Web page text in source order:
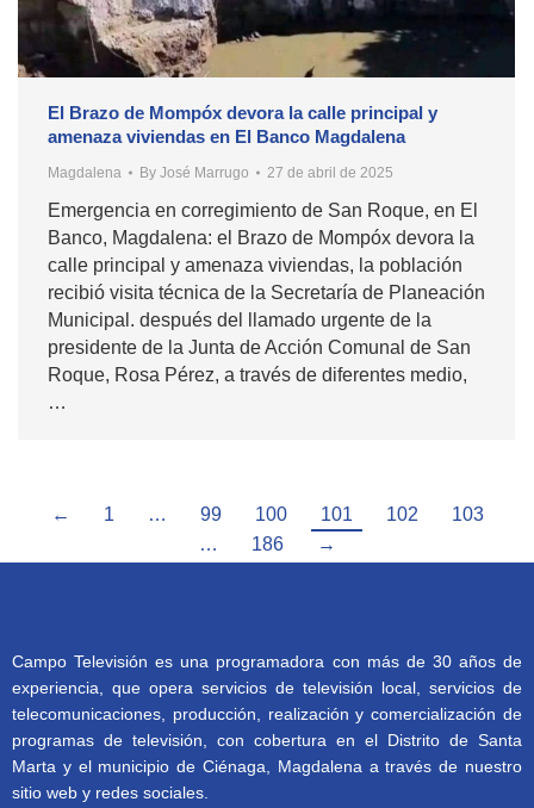
El Brazo de Mompóx devora la calle principal y
amenaza viviendas en El Banco Magdalena
Magdalena By José Marrugo 27 de abril de 2025
Emergencia en corregimiento de San Roque, en El
Banco, Magdalena: el Brazo de Mompóx devora la
calle principal y amenaza viviendas, la población
recibió visita técnica de la Secretaría de Planeación
Municipal. después del llamado urgente de la
presidente de la Junta de Acción Comunal de San
Roque, Rosa Pérez, a través de diferentes medio,
…
← 1 … 99 100 101 102
103
…
186 →
Campo Televisión es una programadora con más de 30 años de
experiencia, que opera servicios de televisión local, servicios de
telecomunicaciones, producción, realización y comercialización de
programas de televisión, con cobertura en el Distrito de Santa
Marta y el municipio de Ciénaga, Magdalena a través de nuestro
sitio web y redes sociales.